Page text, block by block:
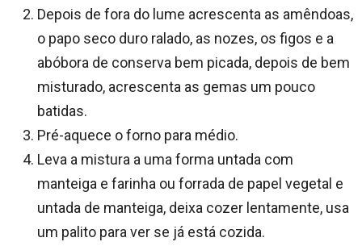
Depois de fora do lume acrescenta as amêndoas,
o papo seco duro ralado, as nozes, os figos e a
abóbora de conserva bem picada, depois de bem
misturado, acrescenta as gemas um pouco
batidas.
Pré-aquece o forno para médio.
Leva a mistura a uma forma untada com
manteiga e farinha ou forrada de papel vegetal e
untada de manteiga, deixa cozer lentamente, usa
um palito para ver se já está cozida.